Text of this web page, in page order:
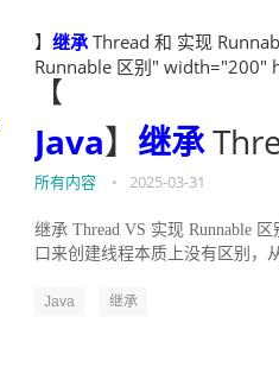
】 继承 Thread 和 实现
Runnable 区别" width="200"
【
Java】 继承
所有内容 • 2025-03-31
继承 Thread VS 实现 Runnable
口来创建线程本质上没有区别，
Java 继承